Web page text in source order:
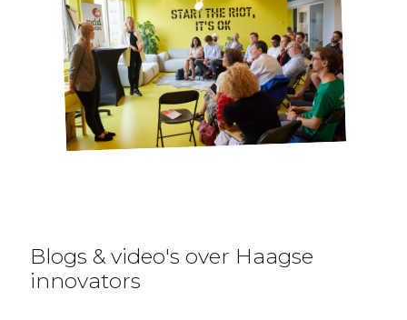
Blogs & video's over Haagse
innovators